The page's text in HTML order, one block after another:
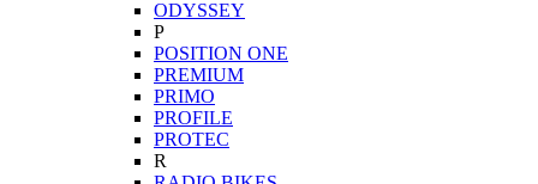
ODYSSEY
P
POSITION ONE
PREMIUM
PRIMO
PROFILE
PROTEC
R